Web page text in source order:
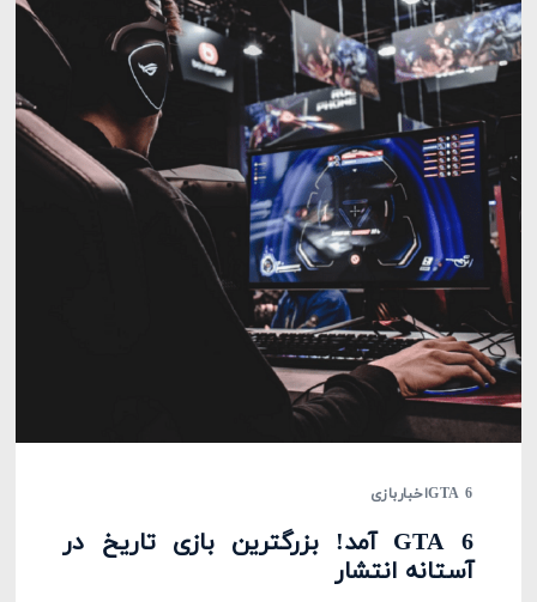
GTA 6اخباربازی
GTA 6 آمد! بزرگترین بازی تاریخ در
آستانه انتشار